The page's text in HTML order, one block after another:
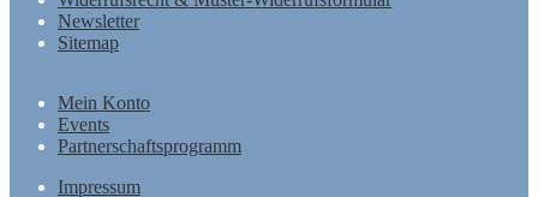
Newsletter
Sitemap
Mein Konto
Events
Partnerschaftsprogramm
Impressum